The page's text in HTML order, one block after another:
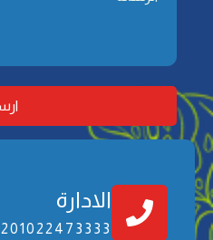
الادارة
201022473333+